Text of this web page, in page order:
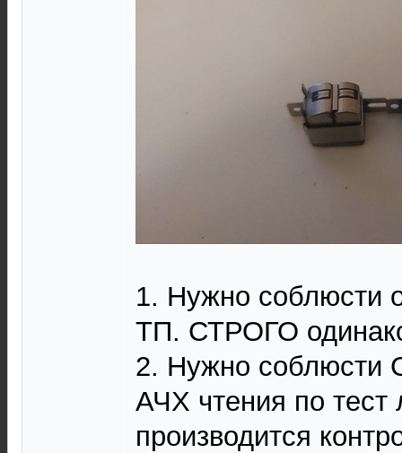
1. Нужно соблюсти
ТП. СТРОГО
2. Нужно соблюсти
АЧХ чтения по тест
производится